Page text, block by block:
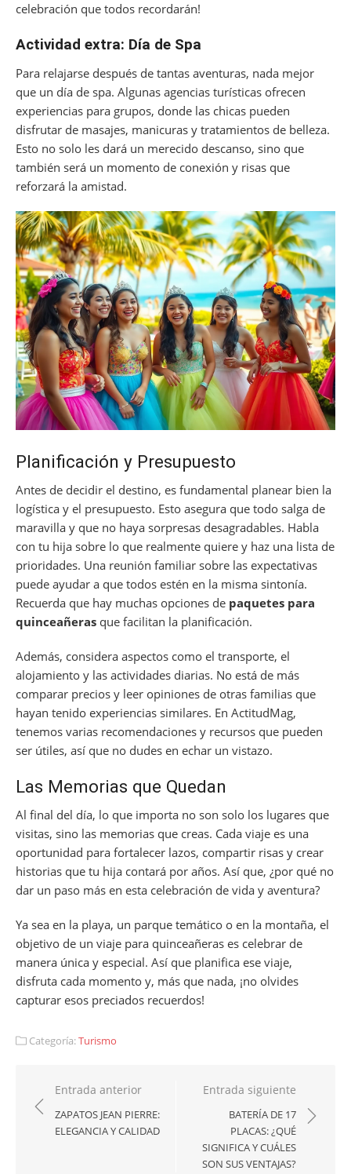
celebración que todos recordarán!
Actividad extra: Día de Spa
Para relajarse después de tantas aventuras, nada mejor
que un día de spa. Algunas agencias turísticas ofrecen
experiencias para grupos, donde las chicas pueden
disfrutar de masajes, manicuras y tratamientos de belleza.
Esto no solo les dará un merecido descanso, sino que
también será un momento de conexión y risas que
reforzará la amistad.
Planificación y Presupuesto
Antes de decidir el destino, es fundamental planear bien la
logística y el presupuesto. Esto asegura que todo salga de
maravilla y que no haya sorpresas desagradables. Habla
con tu hija sobre lo que realmente quiere y haz una lista de
prioridades. Una reunión familiar sobre las expectativas
puede ayudar a que todos estén en la misma sintonía.
Recuerda que hay muchas opciones de paquetes para
quinceañeras que facilitan la planificación.
Además, considera aspectos como el transporte, el
alojamiento y las actividades diarias. No está de más
comparar precios y leer opiniones de otras familias que
hayan tenido experiencias similares. En ActitudMag,
tenemos varias recomendaciones y recursos que pueden
ser útiles, así que no dudes en echar un vistazo.
Las Memorias que Quedan
Al final del día, lo que importa no son solo los lugares que
visitas, sino las memorias que creas. Cada viaje es una
oportunidad para fortalecer lazos, compartir risas y crear
historias que tu hija contará por años. Así que, ¿por qué no
dar un paso más en esta celebración de vida y aventura?
Ya sea en la playa, un parque temático o en la montaña, el
objetivo de un viaje para quinceañeras es celebrar de
manera única y especial. Así que planifica ese viaje,
disfruta cada momento y, más que nada, ¡no olvides
capturar esos preciados recuerdos!
Categoría:Turismo
Navegación
de
entradas
Entrada anterior
ZAPATOS JEAN PIERRE:
ELEGANCIA Y CALIDAD
Entrada siguiente
BATERÍA DE 17
PLACAS: ¿QUÉ
SIGNIFICA Y CUÁLES
SON SUS VENTAJAS?